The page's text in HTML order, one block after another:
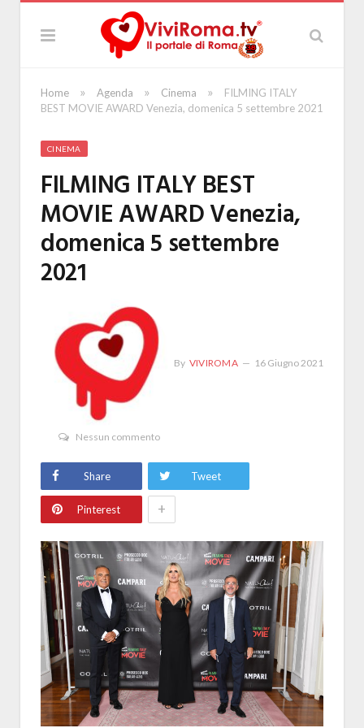
Home » Agenda » Cinema »
FILMING ITALY
BEST MOVIE AWARD Venezia, domenica 5 settembre 2021
CINEMA
FILMING ITALY BEST
MOVIE AWARD Venezia,
domenica 5 settembre
2021
By VIVIROMA 16 Giugno 2021
Nessun commento
Share Tweet
Pinterest +